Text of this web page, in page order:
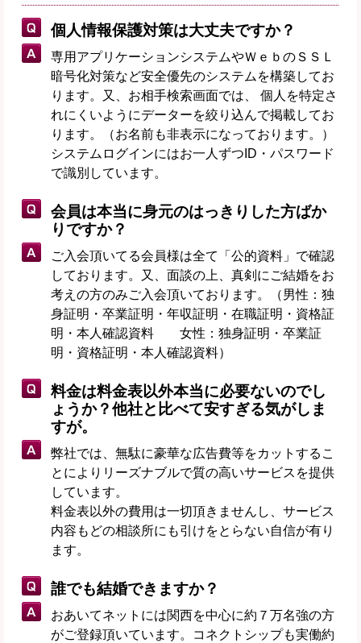
個人情報保護対策は大丈夫ですか？
専用アプリケーションシステムやＷｅｂのＳＳＬ
暗号化対策など安全優先のシステムを構築してお
ります。又、お相手検索画面では、 個人を特定さ
れにくいようにデーターを絞り込んで掲載してお
ります。（お名前も非表示になっております。）
システムログインにはお一人ずつID・パスワード
で識別しています。
会員は本当に身元のはっきりした方ばか
りですか？
ご入会頂いてる会員様は全て「公的資料」で確認
しております。又、面談の上、真剣にご結婚をお
考えの方のみご入会頂いております。（男性：独
身証明・卒業証明・年収証明・在職証明・資格証
明・本人確認資料 女性：独身証明・卒業証
明・資格証明・本人確認資料）
料金は料金表以外本当に必要ないのでし
ょうか？他社と比べて安すぎる気がしま
すが。
弊社では、無駄に豪華な広告費等をカットするこ
とによりリーズナブルで質の高いサービスを提供
しています。
料金表以外の費用は一切頂きませんし、サービス
内容もどの相談所にも引けをとらない自信が有り
ます。
誰でも結婚できますか？
おあいてネットには関西を中心に約７万名強の方
がご登録頂いています。コネクトシップも実働約